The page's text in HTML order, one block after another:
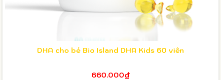
DHA cho bé Bio Island DHA Kids 60 viên
660.000₫